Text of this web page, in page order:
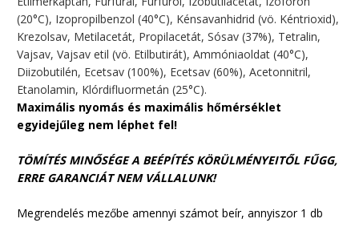
(20°C), Izopropilbenzol (40°C), Kénsavanhidrid (vö. Kéntrioxid),
Krezolsav, Metilacetát, Propilacetát, Sósav (37%), Tetralin,
Vajsav, Vajsav etil (vö. Etilbutirát), Ammóniaoldat (40°C),
Diizobutilén, Ecetsav (100%), Ecetsav (60%), Acetonnitril,
Etanolamin, Klórdifluormetán (25°C).
Maximális nyomás és maximális hőmérséklet
egyidejűleg nem léphet fel!
TÖMÍTÉS MINŐSÉGE A BEÉPÍTÉS KÖRÜLMÉNYEITŐL FŰGG,
ERRE GARANCIÁT NEM VÁLLALUNK!
Megrendelés mezőbe amennyi számot beír, annyiszor 1 db